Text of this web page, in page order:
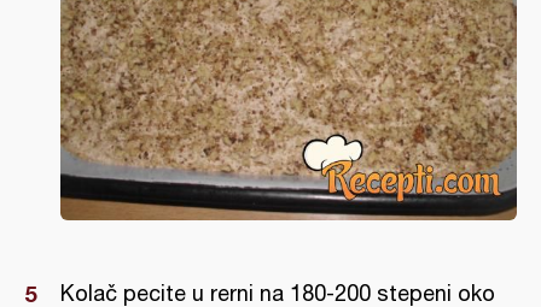
Kolač pecite u rerni na 180-200 stepeni oko